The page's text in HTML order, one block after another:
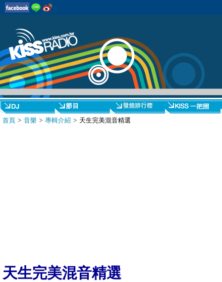
首頁 > 音樂 > 專輯介紹 > 天生完美混音精選
天生完美混音精選